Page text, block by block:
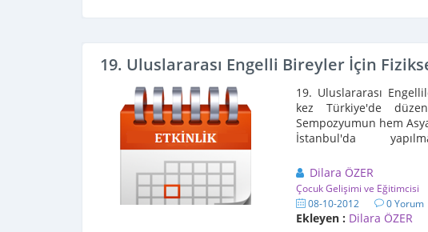
19. Uluslararası Engelli Bireyler İçin
19. Uluslararası
kez Türkiye'de
Sempozyumun hem
İstanbul'da
Dilara ÖZER
Çocuk Gelişimi ve Eğitimcisi
08-10-2012 0 Yorum
Ekleyen : Dilara ÖZER